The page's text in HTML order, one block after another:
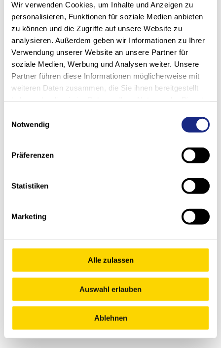
Wir verwenden Cookies, um Inhalte und Anzeigen zu
personalisieren, Funktionen für soziale Medien anbieten
zu können und die Zugriffe auf unsere Website zu
analysieren. Außerdem geben wir Informationen zu Ihrer
Verwendung unserer Website an unsere Partner für
soziale Medien, Werbung und Analysen weiter. Unsere
Partner führen diese Informationen möglicherweise mit
weiteren Daten zusammen, die Sie ihnen bereitgestellt
Notwendig
Präferenzen
Statistiken
Marketing
Alle zulassen
Auswahl erlauben
Ablehnen
Captcha *
Envoyer message
Siège social et succursales
Nous sommes présents dans sept pays sur trois
continents. Avec notre propre production dans notre
compétence en logiciels en Europe. Avec plus de 500
Contact Tab Helper Title